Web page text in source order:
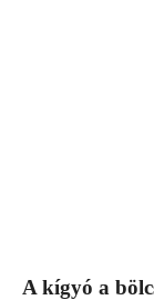
A kígyó a